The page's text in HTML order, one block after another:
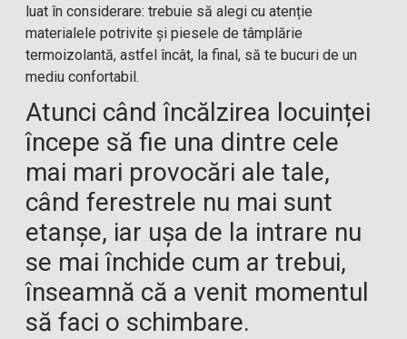
luat în considerare: trebuie să alegi cu atenție
materialele potrivite și piesele de tâmplărie
termoizolantă, astfel încât, la final, să te bucuri de un
mediu confortabil.
Atunci când încălzirea locuinței
începe să fie una dintre cele
mai mari provocări ale tale,
când ferestrele nu mai sunt
etanșe, iar ușa de la intrare nu
se mai închide cum ar trebui,
înseamnă că a venit momentul
să faci o schimbare.